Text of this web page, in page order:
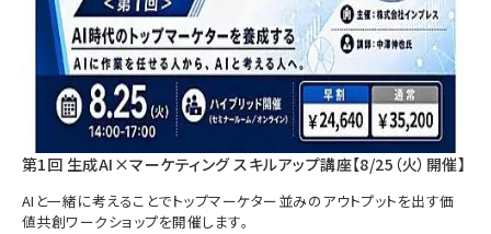
第1回 生成AI×マーケティング スキルアップ講座【8/25（火）開催】
AIと一緒に考えることでトップマーケター並みのアウトプットを出す価
値共創ワークショップを開催します。